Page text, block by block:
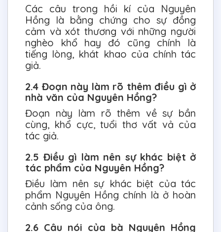
Các câu trong hồi kí của Nguyên
Hồng là bằng chứng cho sự đồng
cảm và xót thương với những người
nghèo khổ hay đó cũng chính là
tiếng lòng, khát khao của chính tác
giả.
2.4 Đoạn này làm rõ thêm điều gì ở
nhà văn của Nguyên Hồng?
Đoạn này làm rõ thêm về sự bần
cùng, khổ cực, tuổi thơ vất vả của
tác giả.
2.5 Điều gì làm nên sự khác biệt ở
tác phẩm của Nguyên Hồng?
Điều làm nên sự khác biệt của tác
phẩm Nguyên Hồng chính là ở hoàn
cảnh sống của ông.
2.6 Câu nói của bà Nguyên Hồng